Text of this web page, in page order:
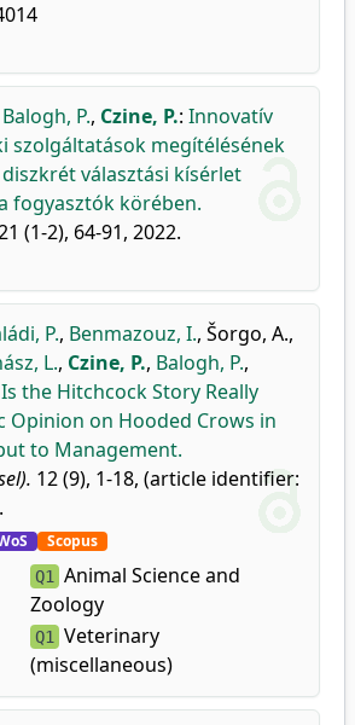
Balogh, P., Czine, P.: Innovatív
szolgáltatások megítélésének
választási kísérlet
fogyasztók körében.
(1-2), 64-91, 2022.
P., Benmazouz, I., Šorgo, A.,
L., Czine, P., Balogh, P.,
Is the Hitchcock Story Really
Opinion on Hooded Crows in
to Management.
12 (9), 1-18, (article identifier:
Scopus
Q1
Animal Science and
Zoology
Q1
Veterinary
(miscellaneous)